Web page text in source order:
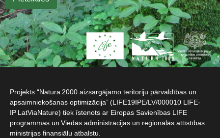
Projekts “Natura 2000 aizsargājamo teritoriju pārvaldības un
apsaimniekošanas optimizācija” (LIFE19IPE/LV/000010 LIFE-
IP LatViaNature) tiek īstenots ar Eiropas Savienības LIFE
programmas un Viedās administrācijas un reģionālās attīstības
ministrijas finansiālu atbalstu.​